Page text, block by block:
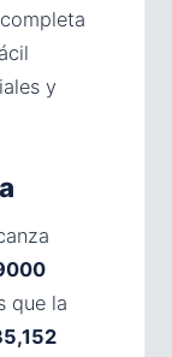
y
que la